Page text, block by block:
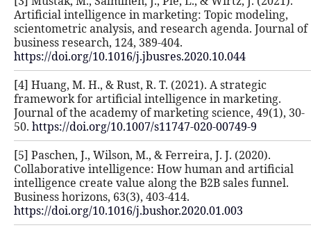
Artificial intelligence in marketing:
scientometric analysis, and
business research, 124, 389-404.
https://doi.org/10.1016/
[4] Huang, M. H., & Rust, R. T.
framework for artificial
Journal of the academy of
50.https://doi.org/10.1007/s11747-
[5] Paschen, J., Wilson, M., &
Collaborative intelligence: How
intelligence create value along the
Business horizons, 63(3), 403-414.
https://doi.org/10.1016/